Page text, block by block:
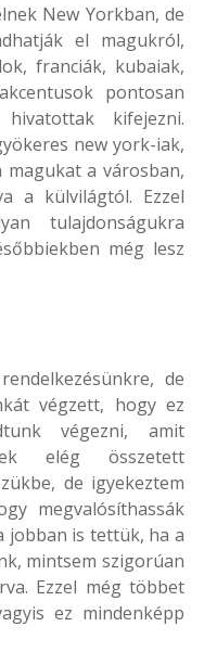
New Yorkban, de
el magukról,
franciák, kubaiak,
pontosan
kifejezni.
new york-iak,
a városban,
a külvilágtól. Ezzel
tulajdonságukra
még lesz
de
végzett, hogy ez
végezni, amit
elég összetett
de igyekeztem
megvalósíthassák
jobban is tettük, ha a
mintsem szigorúan
Ezzel még többet
ez mindenképp